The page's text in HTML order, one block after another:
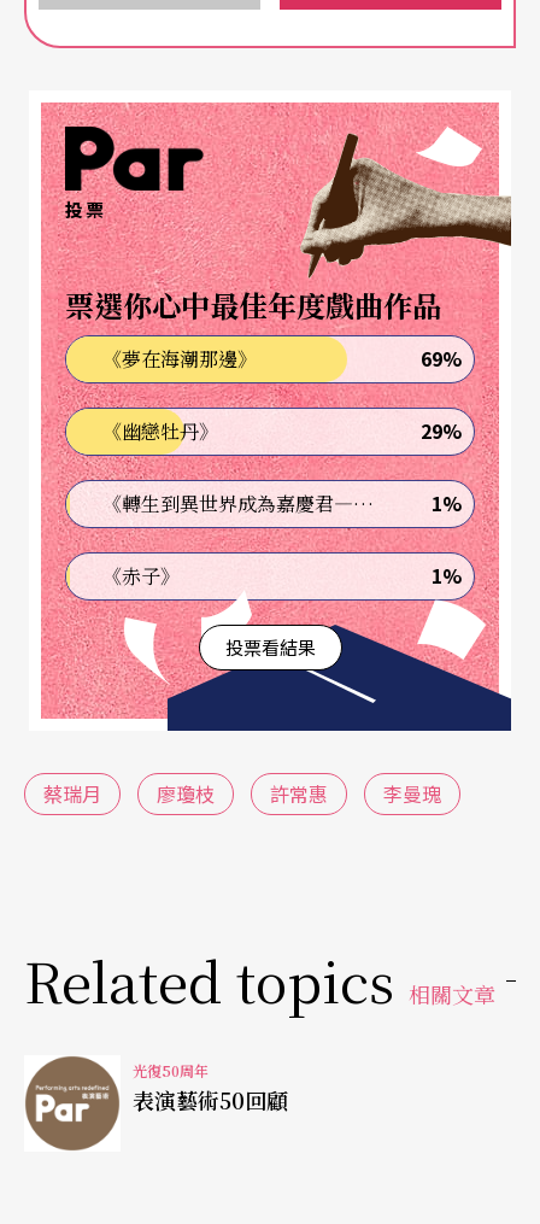
投票
票選你心中最佳年度戲曲作品
《夢在海潮那邊》 69%
《幽戀牡丹》 29%
《轉生到異世界成為嘉慶君—發現我的祖先是詐騙集團!?》 1%
《赤子》 1%
投票看結果
蔡瑞月 廖瓊枝 許常惠 李曼瑰
Related topics 相關文章
光復50周年
表演藝術50回顧